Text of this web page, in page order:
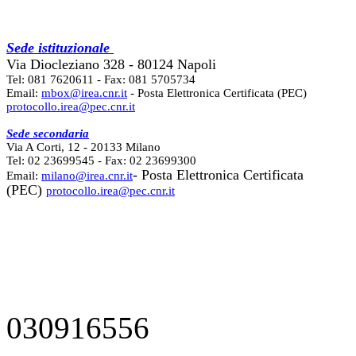
Sede istituzionale
Via Diocleziano 328 - 80124 Napoli
Tel: 081 7620611 - Fax: 081 5705734
Email: mbox@irea.cnr.it - Posta Elettronica Certificata (PEC)
protocollo.irea@pec.cnr.it
Sede secondaria
Via A Corti, 12 - 20133 Milano
Tel: 02 23699545 - Fax: 02 23699300
Email: milano@irea.cnr.it- Posta Elettronica Certificata
(PEC) protocollo.irea@pec.cnr.it
030916556